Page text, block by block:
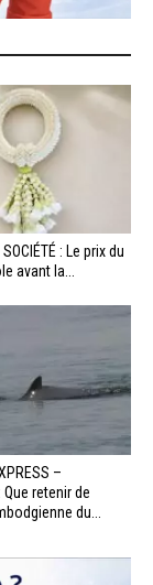
: Le prix du
avant la...
–
Que retenir de
du...